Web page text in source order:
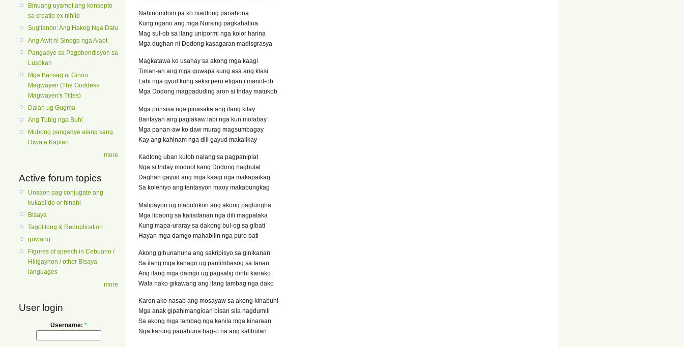
Binuang uyamot ang konsepto
sa creatio ex nihilo
Sugilanon: Ang Hakog Nga Datu
Ang Awit ni Sinogo nga Alaot
Pangadye sa Pagpbendisyon sa
Lusokan
Mga Bansag ni Ginoo
Magwayen (The Goddess
Magwayen's Titles)
Dalan ug Gugma
Ang Tubig nga Buhi
Mubong pangadye alang kang
Diwata Kaptan
more
Active forum topics
Unsaon pag conjugate ang
kukabildo or hinabi
Bisaya
Tagolilong & Reduplication
guwang
Figures of speech in Cebuano /
Hiligaynon / other Bisaya
languages
more
User login
Username: *
Nahinomdom pa ko niadtong panahona
Kung ngano ang mga Nursing pagkahalina
Mag sul-ob sa ilang unipormi nga kolor harina
Mga dughan ni Dodong kasagaran madisgrasya
Magkatawa ko usahay sa akong mga kaagi
Timan-an ang mga guwapa kung asa ang klasi
Labi nga gyud kung seksi pero eliganti manol-ob
Mga Dodong magpaduding aron si Inday matukob
Mga prinsisa nga pinasaka ang ilang kilay
Bantayan ang paglakaw labi nga kun molabay
Mga panan-aw ko daw murag magsumbagay
Kay ang kahinam nga dili gayud makalikay
Kadtong uban kutob nalang sa pagpaniplat
Nga si Inday moduol kang Dodong naghulat
Daghan gayud ang mga kaagi nga makapaikag
Sa kolehiyo ang tentasyon maoy makabungkag
Malipayon ug mabulokon ang akong pagtungha
Mga libaong sa kalisdanan nga dili magpataka
Kung mapa-uraray sa dakong bul-og sa gibati
Hayan mga damgo mahabilin nga puro bati
Akong gihunahuna ang sakripisyo sa ginikanan
Sa ilang mga kahago ug panlimbasog sa tanan
Ang ilang mga damgo ug pagsalig dinhi kanako
Wala nako gikawang ang ilang tambag nga dako
Karon ako nasab ang mosayaw sa akong kinabuhi
Mga anak gipahimangloan bisan sila nagdumili
Sa akong mga tambag nga kanila mga kinaraan
Nga karong panahuna bag-o na ang kalibutan